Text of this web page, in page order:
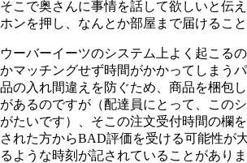
そこで奥さんに事情を話して欲しいと伝
ホンを押し、なんとか部屋まで届けること
ウーバーイーツのシステム上よく起こる
かマッチングせず時間がかかってしまう
品の入れ間違えを防ぐため、商品を梱包
があるのですが（配達員にとって、この
がたいです）、そこの注文受付時間の欄
された方からBAD評価を受ける可能性が
るような時刻が記されていることがありま